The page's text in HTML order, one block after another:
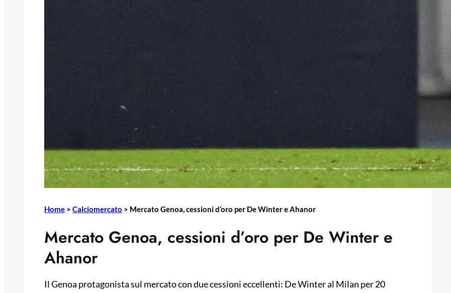
Home > Calciomercato > Mercato Genoa, cessioni d’oro per De Winter e Ahanor
Mercato Genoa, cessioni d’oro per De Winter e
Ahanor
Il Genoa protagonista sul mercato con due cessioni eccellenti: De Winter al Milan per 20